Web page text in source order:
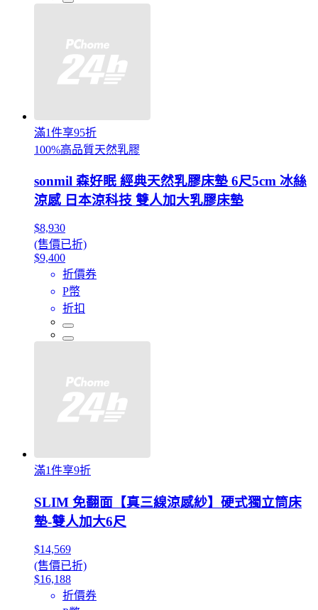
滿1件享95折
100%高品質天然乳膠
sonmil 森好眠 經典天然乳膠床墊 6尺5cm 冰絲
涼感 日本涼科技 雙人加大乳膠床墊
$8,930
(售價已折)
$9,400
折價券
P幣
折扣
滿1件享9折
SLIM 免翻面【真三線涼感紗】硬式獨立筒床
墊-雙人加大6尺
$14,569
(售價已折)
$16,188
折價券